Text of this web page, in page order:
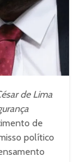
de Lima
de
político